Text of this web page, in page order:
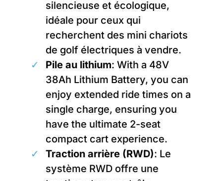
silencieuse et écologique,
idéale pour ceux qui
recherchent des mini chariots
de golf électriques à vendre.
Pile au lithium: With a 48V
38Ah Lithium Battery, you can
enjoy extended ride times on a
single charge, ensuring you
have the ultimate 2-seat
compact cart experience.
Traction arrière (RWD): Le
système RWD offre une